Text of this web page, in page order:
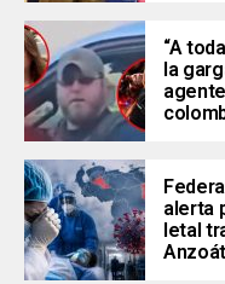
“A
la
alerta
letal